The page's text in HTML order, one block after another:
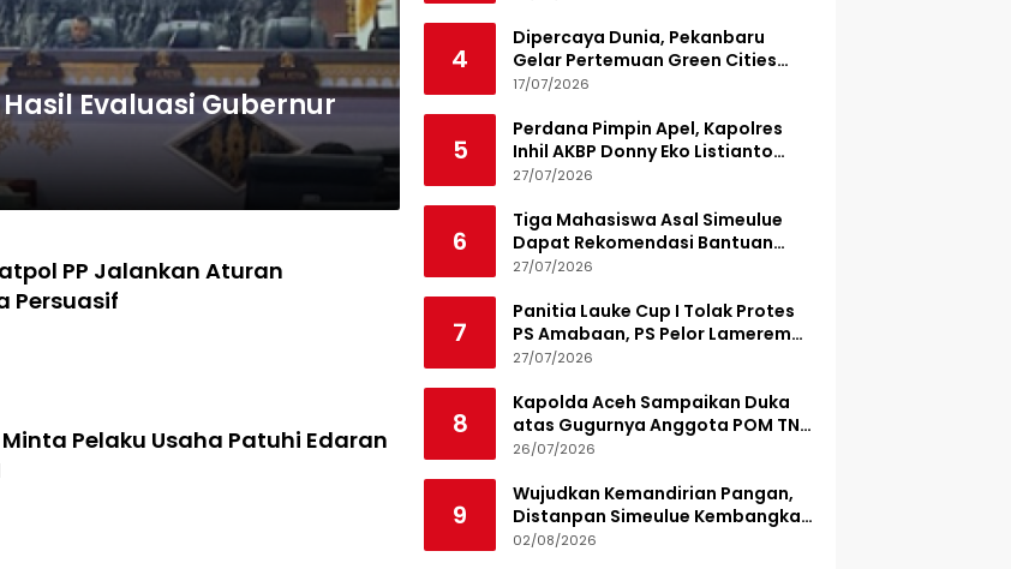
Evaluasi Gubernur
PP Jalankan Aturan
Persuasif
Minta Pelaku Usaha Patuhi Edaran
4
Dipercaya Dunia, Pekanbaru
Gelar Pertemuan Green Cities
Mayor Council IMT-GT 2026
17/07/2026
5
Perdana Pimpin Apel, Kapolres
Inhil AKBP Donny Eko Listianto
Tekankan Disiplin
27/07/2026
6
Tiga Mahasiswa Asal Simeulue
Dapat Rekomendasi Bantuan
Pendidikan dari Jamaluddin
27/07/2026
7
Panitia Lauke Cup I Tolak Protes
PS Amabaan, PS Pelor Lamerem
Menang WO 3-0
27/07/2026
8
Kapolda Aceh Sampaikan Duka
atas Gugurnya Anggota POM TNI
Saat Bantu Kejar Bandar Narkoba
26/07/2026
9
Wujudkan Kemandirian Pangan,
Distanpan Simeulue Kembangkan
Demplot Hortikultura
02/08/2026